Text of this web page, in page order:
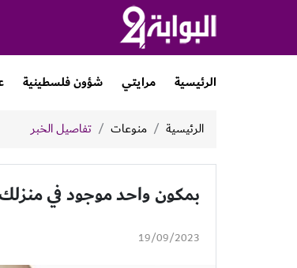
الرئيسية مرايتي شؤون فلسطينية
الرئيسية منوعات تفاصيل الخبر
بمكون واحد موجود في
19/09/2023